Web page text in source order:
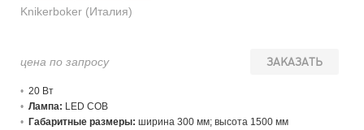
Knikerboker (Италия)
ЗАКАЗАТЬ
цена по запросу
20 Вт
Лампа: LED COB
Габаритные размеры: ширина 300 мм; высота 1500 мм